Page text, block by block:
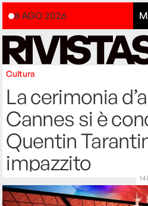
8 AGO 2026
Cultura
La cerimonia
Cannes si è
Quentin
impazzito